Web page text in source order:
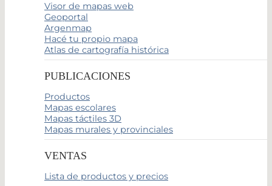
Visor de mapas web
Geoportal
Argenmap
Hacé tu propio mapa
Atlas de cartografía histórica
PUBLICACIONES
Productos
Mapas escolares
Mapas táctiles 3D
Mapas murales y provinciales
VENTAS
Lista de productos y precios